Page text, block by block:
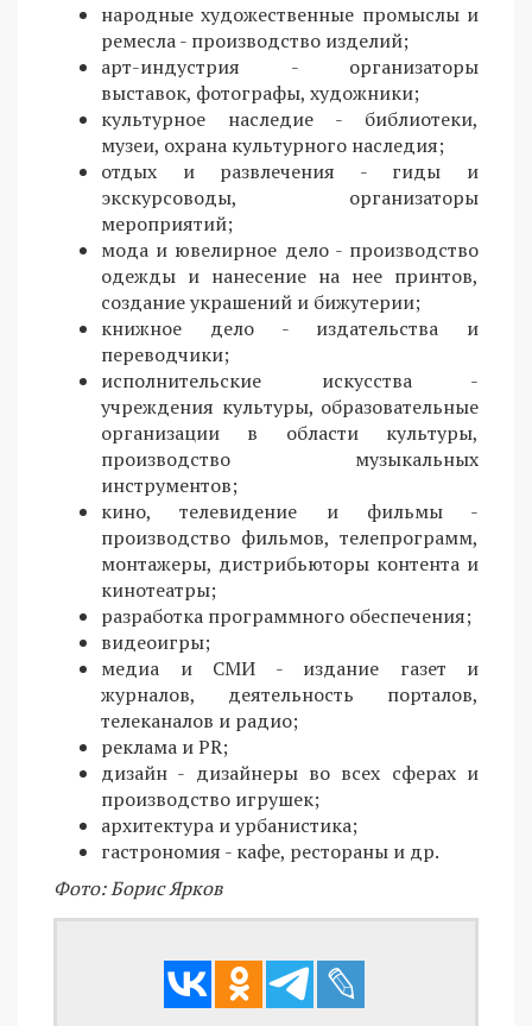
народные художественные промыслы и
ремесла - производство изделий;
арт-индустрия - организаторы
выставок, фотографы, художники;
культурное наследие - библиотеки,
музеи, охрана культурного наследия;
отдых и развлечения - гиды и
экскурсоводы, организаторы
мероприятий;
мода и ювелирное дело - производство
одежды и нанесение на нее принтов,
создание украшений и бижутерии;
книжное дело - издательства и
переводчики;
исполнительские искусства -
учреждения культуры, образовательные
организации в области культуры,
производство музыкальных
инструментов;
кино, телевидение и фильмы -
производство фильмов, телепрограмм,
монтажеры, дистрибьюторы контента и
кинотеатры;
разработка программного обеспечения;
видеоигры;
медиа и СМИ - издание газет и
журналов, деятельность порталов,
телеканалов и радио;
реклама и PR;
дизайн - дизайнеры во всех сферах и
производство игрушек;
архитектура и урбанистика;
гастрономия - кафе, рестораны и др.
Фото: Борис Ярков